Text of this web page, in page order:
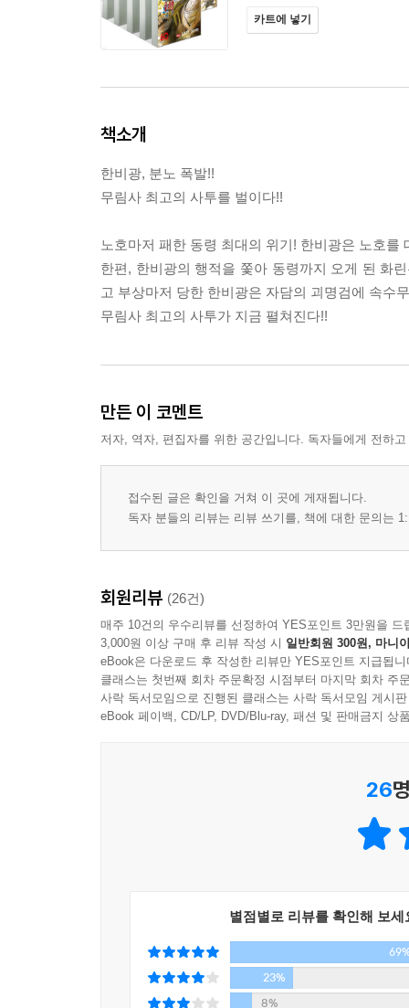
카트에 넣기
책소개
한비광, 분노 폭발!!
무림사 최고의 사투를 벌이다!!
노호마저 패한 동령 최대의 위기! 한비광은 노호를
한편, 한비광의 행적을 쫓아 동령까지 오게 된 화
고 부상마저 당한 한비광은 자담의 괴명검에 속수
무림사 최고의 사투가 지금 펼쳐진다!!
만든 이 코멘트
저자, 역자, 편집자를 위한 공간입니다. 독자들에게 전하
접수된 글은 확인을 거쳐 이 곳에 게재됩니다.
독자 분들의 리뷰는 리뷰 쓰기를, 책에 대한 문의는
회원리뷰 (26건)
매주 10건의 우수리뷰를 선정하여 YES포인트 3만원을 드
3,000원 이상 구매 후 리뷰 작성 시 일반회원 300원, 마니
eBook은 다운로드 후 작성한 리뷰만 YES포인트 지급됩니
클래스는 첫번째 회차 주문확정 시점부터 마지막 회차 주
사락 독서모임으로 진행된 클래스는 사락 독서모임 게시
eBook 페이백, CD/LP, DVD/Blu-ray, 패션 및 판매금지 상
26
별점별로 리뷰를 확인해 보세
23%
8%